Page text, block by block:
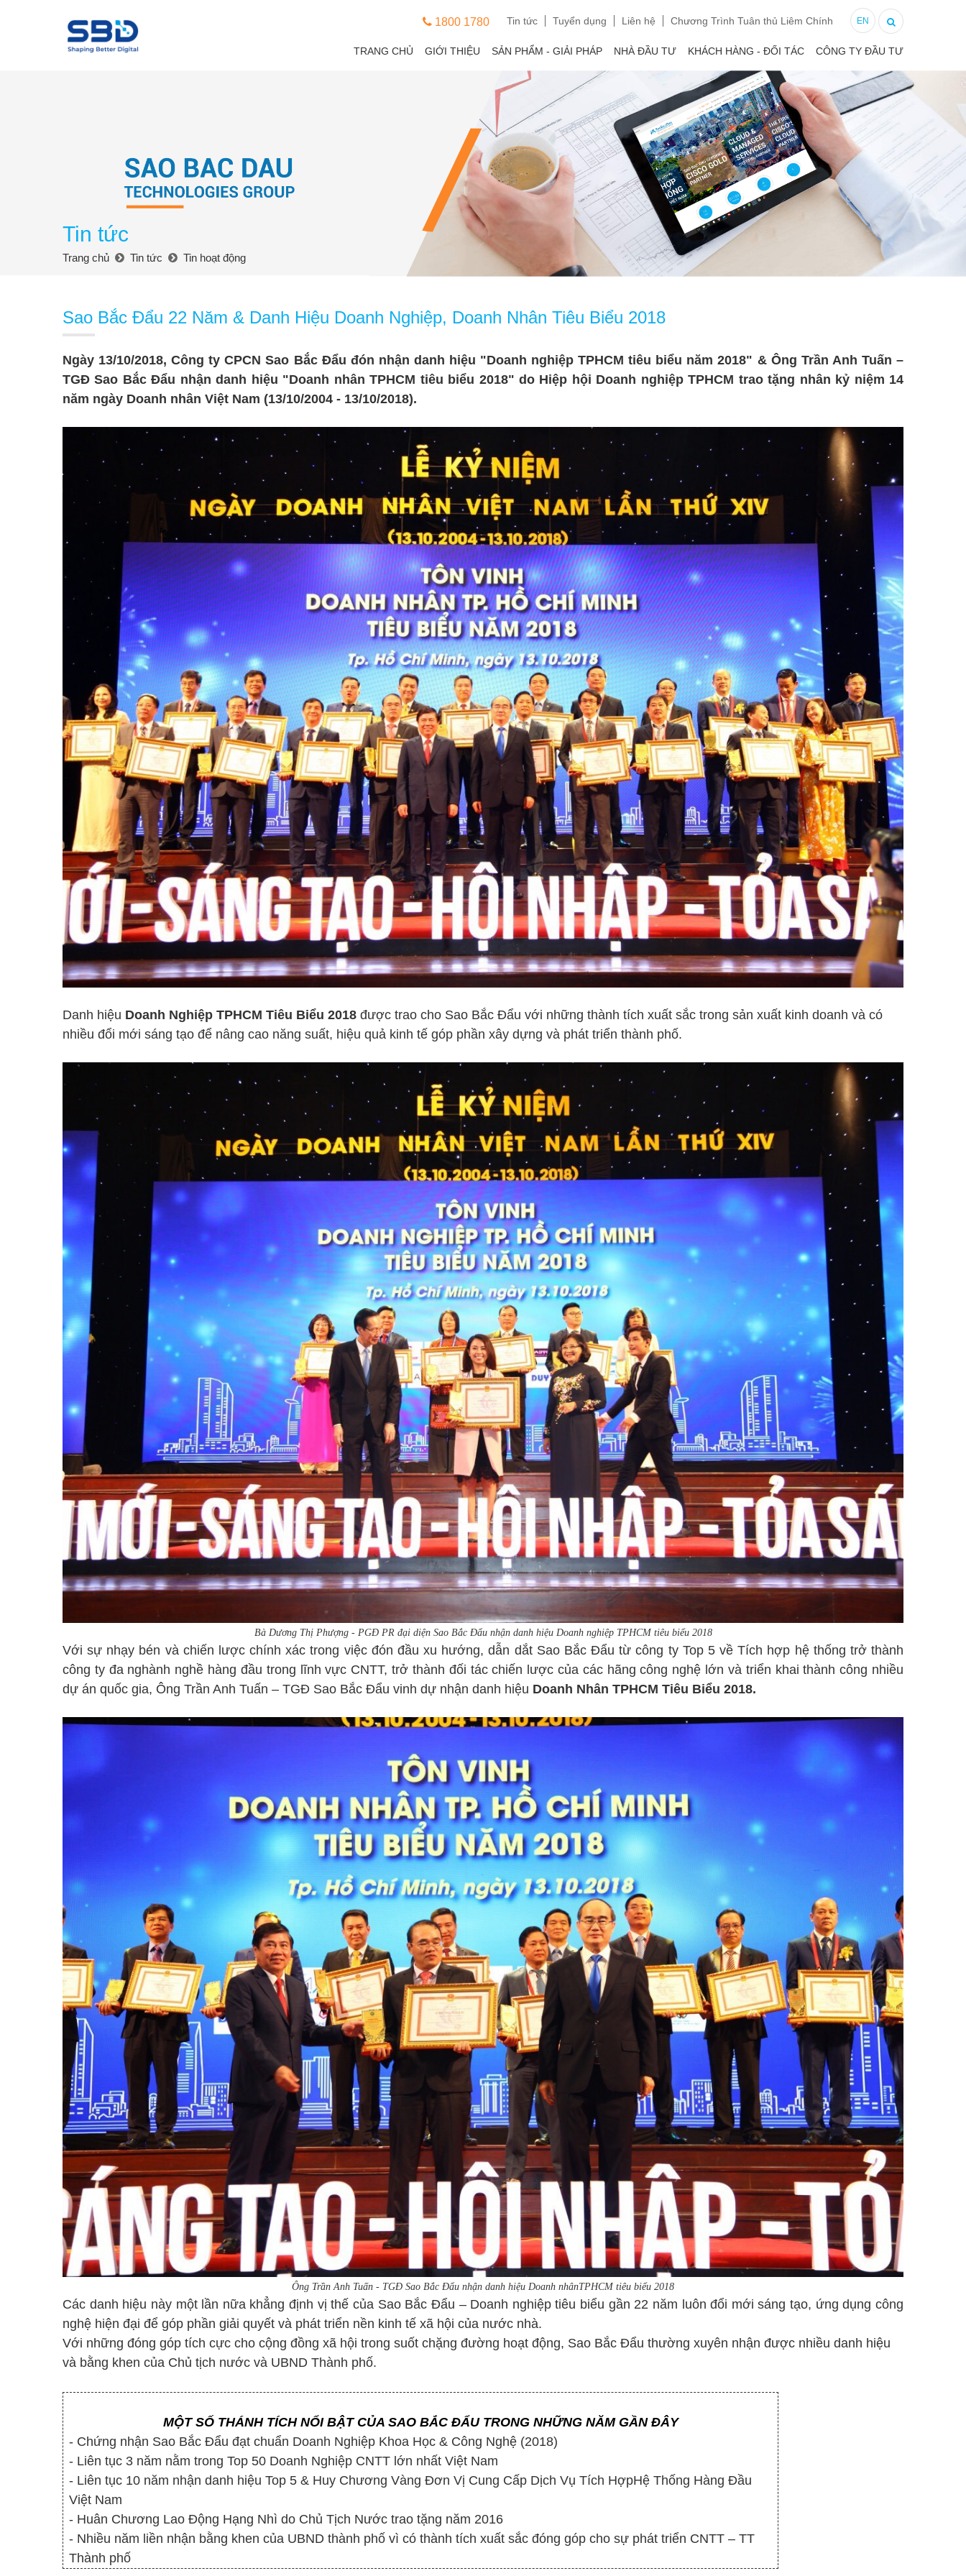
1800 1780 Tin tức Tuyển dụng Liên hệ Chương Trình Tuân thủ Liêm Chính EN
TRANG CHỦ GIỚI THIỆU SẢN PHẨM - GIẢI PHÁP NHÀ ĐẦU TƯ KHÁCH HÀNG - ĐỐI TÁC CÔNG TY ĐẦU TƯ
Tin tức
Trang chủ Tin tức Tin hoạt động
Sao Bắc Đẩu 22 Năm & Danh Hiệu Doanh Nghiệp, Doanh Nhân Tiêu Biểu 2018
Ngày 13/10/2018, Công ty CPCN Sao Bắc Đẩu đón nhận danh hiệu "Doanh nghiệp TPHCM tiêu biểu năm 2018" & Ông Trần Anh Tuấn –
TGĐ Sao Bắc Đẩu nhận danh hiệu "Doanh nhân TPHCM tiêu biểu 2018" do Hiệp hội Doanh nghiệp TPHCM trao tặng nhân kỷ niệm 14
năm ngày Doanh nhân Việt Nam (13/10/2004 - 13/10/2018).
Danh hiệu Doanh Nghiệp TPHCM Tiêu Biểu 2018 được trao cho Sao Bắc Đẩu với những thành tích xuất sắc trong sản xuất kinh doanh và có
nhiều đổi mới sáng tạo để nâng cao năng suất, hiệu quả kinh tế góp phần xây dựng và phát triển thành phố.
Bà Dương Thị Phượng - PGĐ PR đại diện Sao Bắc Đẩu nhận danh hiệu Doanh nghiệp TPHCM tiêu biểu 2018
Với sự nhạy bén và chiến lược chính xác trong việc đón đầu xu hướng, dẫn dắt Sao Bắc Đẩu từ công ty Top 5 về Tích hợp hệ thống trở thành
công ty đa nghành nghề hàng đầu trong lĩnh vực CNTT, trở thành đối tác chiến lược của các hãng công nghệ lớn và triển khai thành công nhiều
dự án quốc gia, Ông Trần Anh Tuấn – TGĐ Sao Bắc Đẩu vinh dự nhận danh hiệu Doanh Nhân TPHCM Tiêu Biểu 2018.
Ông Trần Anh Tuấn - TGĐ Sao Bắc Đẩu nhận danh hiệu Doanh nhânTPHCM tiêu biểu 2018
Các danh hiệu này một lần nữa khẳng định vị thế của Sao Bắc Đẩu – Doanh nghiệp tiêu biểu gần 22 năm luôn đổi mới sáng tạo, ứng dụng công
nghệ hiện đại để góp phần giải quyết và phát triển nền kinh tế xã hội của nước nhà.
Với những đóng góp tích cực cho cộng đồng xã hội trong suốt chặng đường hoạt động, Sao Bắc Đẩu thường xuyên nhận được nhiều danh hiệu
và bằng khen của Chủ tịch nước và UBND Thành phố.
MỘT SỐ THÁNH TÍCH NỔI BẬT CỦA SAO BẮC ĐẨU TRONG NHỮNG NĂM GẦN ĐÂY
- Chứng nhận Sao Bắc Đẩu đạt chuẩn Doanh Nghiệp Khoa Học & Công Nghệ (2018)
- Liên tục 3 năm nằm trong Top 50 Doanh Nghiệp CNTT lớn nhất Việt Nam
- Liên tục 10 năm nhận danh hiệu Top 5 & Huy Chương Vàng Đơn Vị Cung Cấp Dịch Vụ Tích HợpHệ Thống Hàng Đầu
Việt Nam
- Huân Chương Lao Động Hạng Nhì do Chủ Tịch Nước trao tặng năm 2016
- Nhiều năm liền nhận bằng khen của UBND thành phố vì có thành tích xuất sắc đóng góp cho sự phát triển CNTT – TT
Thành phố